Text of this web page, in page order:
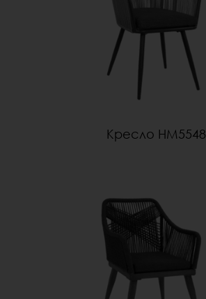
Кресло HM5548